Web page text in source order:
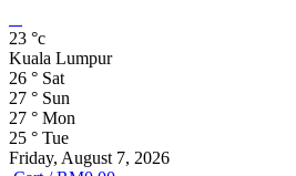
23 °c
Kuala Lumpur
26 ° Sat
27 ° Sun
27 ° Mon
25 ° Tue
Friday, August 7, 2026